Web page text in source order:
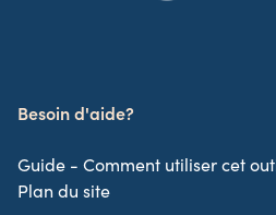
Besoin d'aide?
Guide - Comment utiliser cet
Plan du site